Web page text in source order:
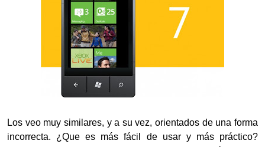
Los veo muy similares, y a su vez, orientados de una forma
incorrecta. ¿Que es más fácil de usar y más práctico?